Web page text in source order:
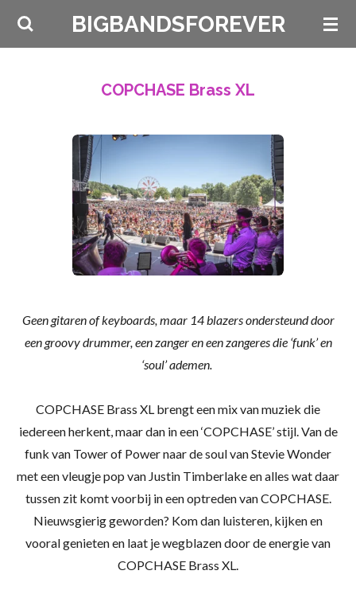
Ga
BIGBANDSFOREVER
COPCHASE Brass XL
Geen gitaren of keyboards, maar 14 blazers ondersteund door
een groovy drummer, een zanger en een zangeres die ‘funk’ en
‘soul’ ademen.
COPCHASE Brass XL brengt een mix van muziek die
iedereen herkent, maar dan in een ‘COPCHASE’ stijl. Van de
funk van Tower of Power naar de soul van Stevie Wonder
met een vleugje pop van Justin Timberlake en alles wat daar
tussen zit komt voorbij in een optreden van COPCHASE.
Nieuwsgierig geworden? Kom dan luisteren, kijken en
vooral genieten en laat je wegblazen door de energie van
COPCHASE Brass XL.